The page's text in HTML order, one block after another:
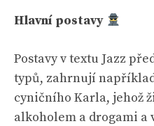
Hlavní postavy
Postavy v textu Jazz
typů, zahrnují
cyničního Karla, jehož
alkoholem a drogami a